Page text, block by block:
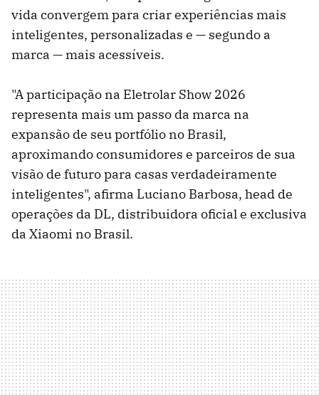
vida convergem para criar experiências mais
inteligentes, personalizadas e — segundo a
marca — mais acessíveis.
"A participação na Eletrolar Show 2026
representa mais um passo da marca na
expansão de seu portfólio no Brasil,
aproximando consumidores e parceiros de sua
visão de futuro para casas verdadeiramente
inteligentes", afirma Luciano Barbosa, head de
operações da DL, distribuidora oficial e exclusiva
da Xiaomi no Brasil.